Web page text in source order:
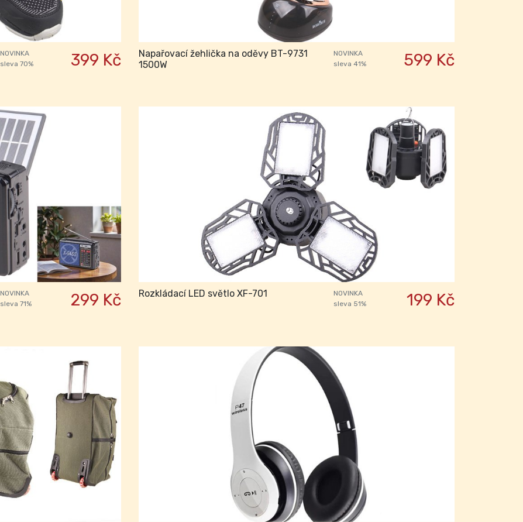
NOVINKA
sleva 70%
399 Kč
Napařovací žehlička na oděvy BT-9731
1500W
NOVINKA
sleva 41%
599 Kč
NOVINKA
sleva 71%
299 Kč Rozkládací LED světlo XF-701
NOVINKA
sleva 51%
199 Kč